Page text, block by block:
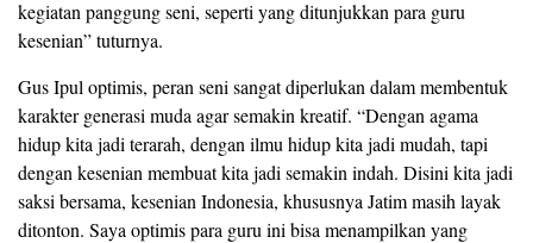
kegiatan panggung seni, seperti yang ditunjukkan para guru
kesenian” tuturnya.
Gus Ipul optimis, peran seni sangat diperlukan dalam membentuk
karakter generasi muda agar semakin kreatif. “Dengan agama
hidup kita jadi terarah, dengan ilmu hidup kita jadi mudah, tapi
dengan kesenian membuat kita jadi semakin indah. Disini kita jadi
saksi bersama, kesenian Indonesia, khususnya Jatim masih layak
ditonton. Saya optimis para guru ini bisa menampilkan yang